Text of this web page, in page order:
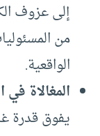
إلى عزوف
من
الواقعية.
المغالاة
يفوق قدرة